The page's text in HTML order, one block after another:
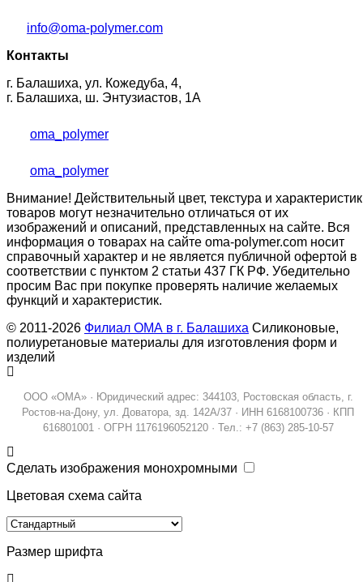
info@oma-polymer.com
Контакты
г. Балашиха, ул. Кожедуба, 4,
г. Балашиха, ш. Энтузиастов, 1А
oma_polymer
oma_polymer
Внимание! Действительный цвет, текстура и
товаров могут незначительно отличаться от их
изображений и описаний, представленных на сайте. Вся
информация о товарах на сайте oma-polymer.com носит
справочный характер и не является публичной офертой в
соответствии с пунктом 2 статьи 437 ГК РФ. Убедительно
просим Вас при покупке проверять наличие желаемых
функций и характеристик.
© 2011-2026 Филиал ОМА в г. Балашиха Силиконовые,
полиуретановые материалы для изготовления форм и
изделий
ООО «ОМА» · Юридический адрес: 344103, Ростовская область, г.
Ростов-на-Дону, ул. Доватора, зд. 142А/37 · ИНН 6168100736 · КПП
616801001 · ОГРН 1176196052120 · Тел.: +7 (863) 285-10-57
Сделать изображения монохромными
Цветовая схема сайта
Размер шрифта